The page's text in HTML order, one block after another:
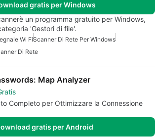
gratis per Windows
un programma gratuito per Windows,
'Gestori di file'.
Wi FiScanner Di Rete Per Windows
Di Rete
Map Analyzer
Completo per Ottimizzare la Connessione
gratis per Android